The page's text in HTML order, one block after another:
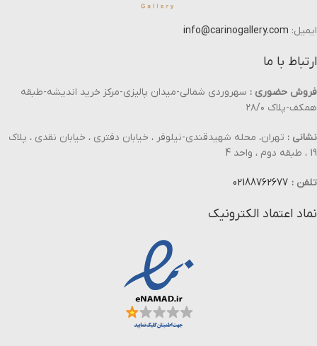
ایمیل: info@carinogallery.com
ارتباط با ما
فروش حضوری : سهروردی شمالی-میدان پالیزی-مرکز خرید اندیشه-طبقه
همکف-پلاک ۲۸/۰
نشانی : تهران، محله شهیدقندی-نیلوفر ، خیابان دفتری ، خیابان نقدی ، پلاک
19 ، طبقه دوم ، واحد 4
تلفن : 02188762677
نماد اعتماد الکترونیک